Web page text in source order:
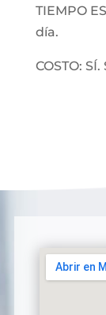
TIEMPO
día.
COSTO: